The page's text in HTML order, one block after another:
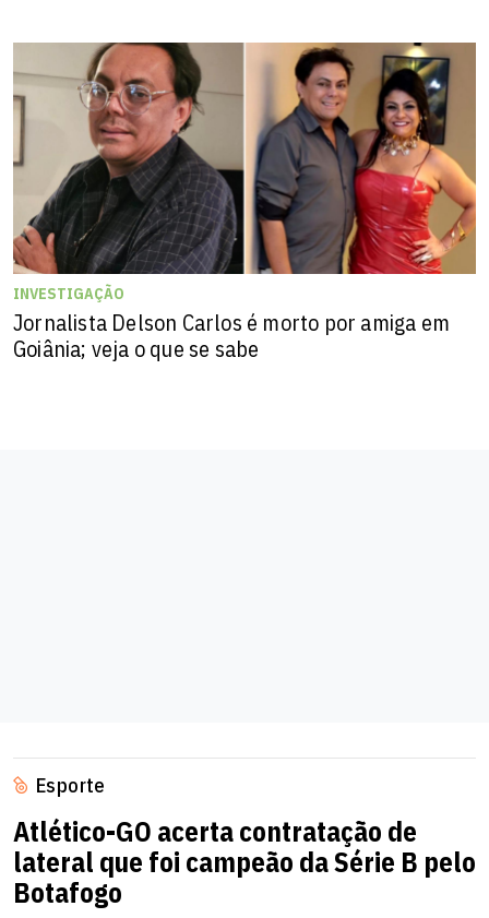
INVESTIGAÇÃO
Jornalista Delson Carlos é morto por amiga em
Goiânia; veja o que se sabe
Esporte
Atlético-GO acerta contratação de
lateral que foi campeão da Série B pelo
Botafogo